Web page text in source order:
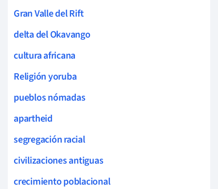
Gran Valle del Rift
delta del Okavango
cultura africana
Religión yoruba
pueblos nómadas
apartheid
segregación racial
civilizaciones antiguas
crecimiento poblacional